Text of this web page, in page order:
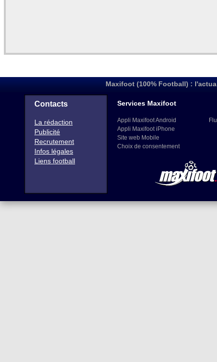
Maxifoot (100% Football) :
Contacts
La rédaction
Publicité
Recrutement
Infos légales
Liens football
Services Maxifoot
Appli Maxifoot Android
Appli Maxifoot iPhone
Site web Mobile
Choix de consentement